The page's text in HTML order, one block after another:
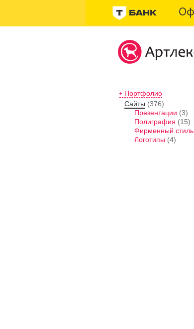
Портфолио
Сайты (376)
Презентации (3)
Полиграфия (15)
Фирменный стиль
Логотипы (4)